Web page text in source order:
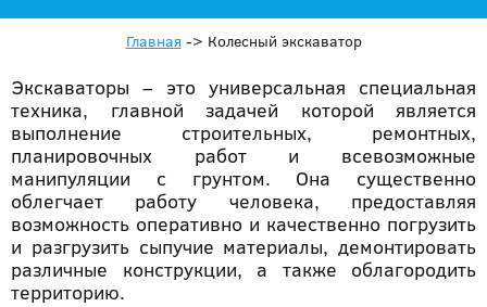
Главная -> Колесный экскаватор
Экскаваторы – это универсальная специальная
техника, главной задачей которой является
выполнение строительных, ремонтных,
планировочных работ и всевозможные
манипуляции с грунтом. Она существенно
облегчает работу человека, предоставляя
возможность оперативно и качественно погрузить
и разгрузить сыпучие материалы, демонтировать
различные конструкции, а также облагородить
территорию.